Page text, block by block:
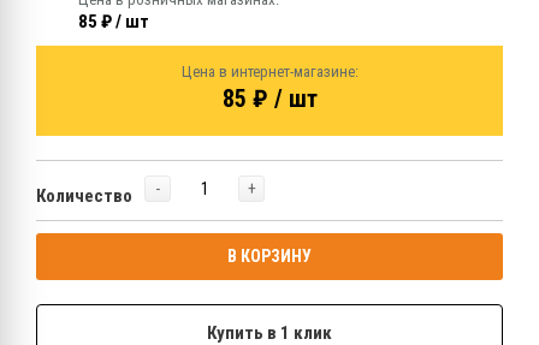
85 ₽ / шт
Цена в интернет-магазине:
85 ₽ / шт
Количество - +
В КОРЗИНУ
Купить в 1 клик